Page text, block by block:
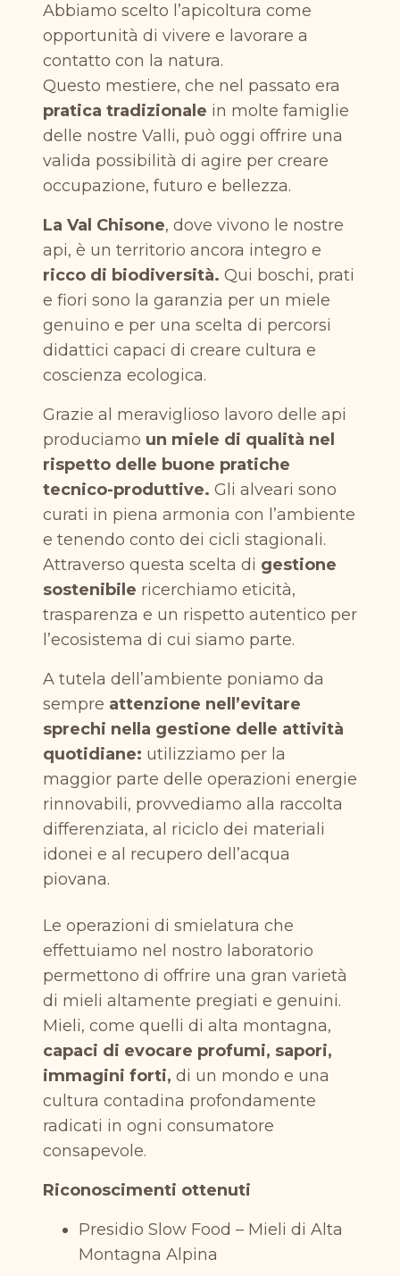
Abbiamo scelto l’apicoltura come
opportunità di vivere e lavorare a
contatto con la natura.
Questo mestiere, che nel passato era
pratica tradizionale in molte famiglie
delle nostre Valli, può oggi offrire una
valida possibilità di agire per creare
occupazione, futuro e bellezza.
La Val Chisone, dove vivono le nostre
api, è un territorio ancora integro e
ricco di biodiversità. Qui boschi, prati
e fiori sono la garanzia per un miele
genuino e per una scelta di percorsi
didattici capaci di creare cultura e
coscienza ecologica.
Grazie al meraviglioso lavoro delle api
produciamo un miele di qualità nel
rispetto delle buone pratiche
tecnico-produttive. Gli alveari sono
curati in piena armonia con l’ambiente
e tenendo conto dei cicli stagionali.
Attraverso questa scelta di gestione
sostenibile ricerchiamo eticità,
trasparenza e un rispetto autentico per
l’ecosistema di cui siamo parte.
A tutela dell’ambiente poniamo da
sempre attenzione nell’evitare
sprechi nella gestione delle attività
quotidiane: utilizziamo per la
maggior parte delle operazioni energie
rinnovabili, provvediamo alla raccolta
differenziata, al riciclo dei materiali
idonei e al recupero dell’acqua
piovana.
Le operazioni di smielatura che
effettuiamo nel nostro laboratorio
permettono di offrire una gran varietà
di mieli altamente pregiati e genuini.
Mieli, come quelli di alta montagna,
capaci di evocare profumi, sapori,
immagini forti, di un mondo e una
cultura contadina profondamente
radicati in ogni consumatore
consapevole.
Riconoscimenti ottenuti
Presidio Slow Food – Mieli di Alta
Montagna Alpina